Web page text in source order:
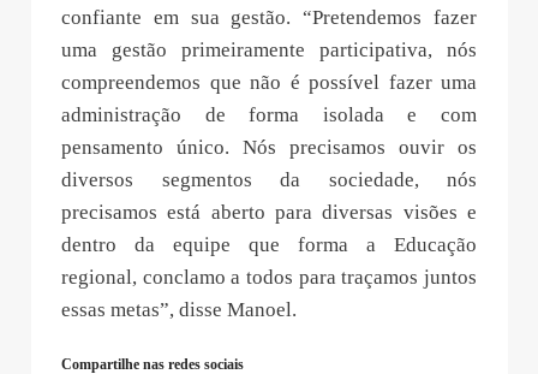
confiante em sua gestão. “Pretendemos fazer
uma gestão primeiramente participativa, nós
compreendemos que não é possível fazer uma
administração de forma isolada e com
pensamento único. Nós precisamos ouvir os
diversos segmentos da sociedade, nós
precisamos está aberto para diversas visões e
dentro da equipe que forma a Educação
regional, conclamo a todos para traçamos juntos
essas metas”, disse Manoel.
Compartilhe nas redes sociais